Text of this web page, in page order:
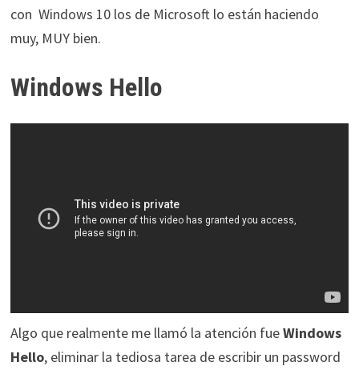
con Windows 10 los de Microsoft lo están haciendo
muy, MUY bien.
Windows Hello
Algo que realmente me llamó la atención fueWindows
Hello, eliminar la tediosa tarea de escribir un password